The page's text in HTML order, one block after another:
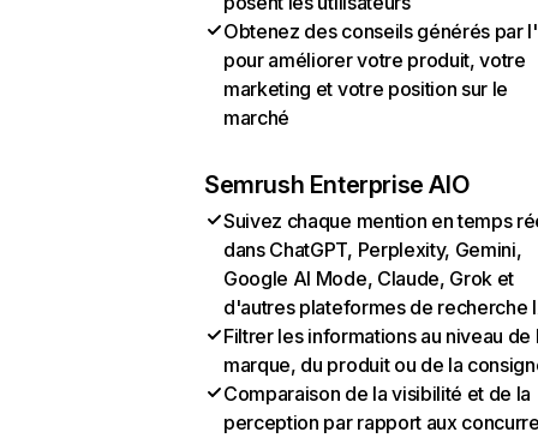
Obtenez des conseils générés par
pour améliorer votre produit, votre
marketing et votre position sur le
marché
Semrush Enterprise AIO
Suivez chaque mention en temps
dans ChatGPT, Perplexity, Gemini,
Google AI Mode, Claude, Grok et
d'autres plateformes de recherche
Filtrer les informations au niveau de
marque, du produit ou de la
Comparaison de la visibilité et de la
perception par rapport aux